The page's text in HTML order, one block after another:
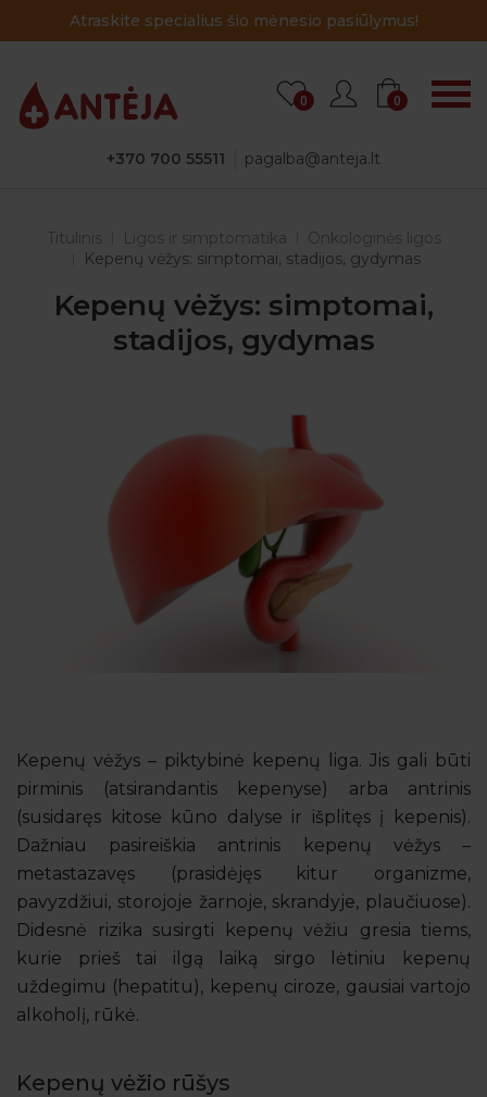
Atraskite specialius šio mėnesio pasiūlymus!
+370 700 55511 pagalba@anteja.lt
0 0
Titulinis Ligos ir simptomatika
Onkologinės ligos
Kepenų vėžys: simptomai, stadijos, gydymas
Kepenų vėžys: simptomai,
stadijos, gydymas
Kepenų vėžys – piktybinė kepenų liga. Jis gali būti
pirminis (atsirandantis kepenyse) arba antrinis
(susidaręs kitose kūno dalyse ir išplitęs į kepenis).
Dažniau pasireiškia antrinis kepenų vėžys –
metastazavęs (prasidėjęs kitur organizme,
pavyzdžiui, storojoje žarnoje, skrandyje, plaučiuose).
Didesnė rizika susirgti kepenų vėžiu gresia tiems,
kurie prieš tai ilgą laiką sirgo lėtiniu kepenų
uždegimu (hepatitu), kepenų ciroze, gausiai vartojo
alkoholį, rūkė.
Kepenų vėžio rūšys